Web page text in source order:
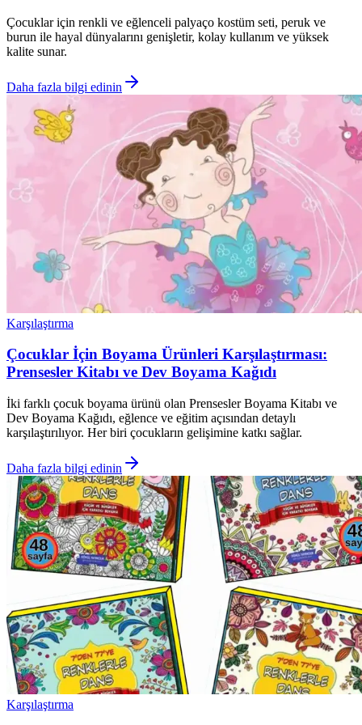
Çocuklar için renkli ve eğlenceli palyaço kostüm seti, peruk ve
burun ile hayal dünyalarını genişletir, kolay kullanım ve yüksek
kalite sunar.
Daha fazla bilgi edinin
Karşılaştırma
Çocuklar İçin Boyama Ürünleri Karşılaştırması:
Prensesler Kitabı ve Dev Boyama Kağıdı
İki farklı çocuk boyama ürünü olan Prensesler Boyama Kitabı ve
Dev Boyama Kağıdı, eğlence ve eğitim açısından detaylı
karşılaştırılıyor. Her biri çocukların gelişimine katkı sağlar.
Daha fazla bilgi edinin
Karşılaştırma